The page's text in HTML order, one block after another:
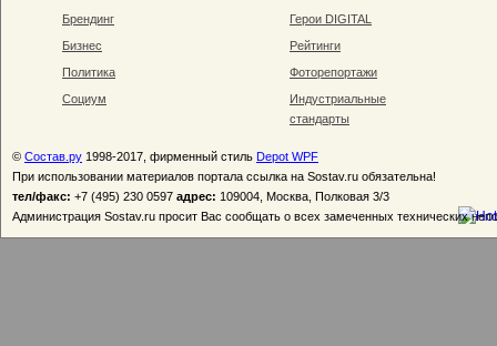
Брендинг
Бизнес
Политика
Социум
Герои DIGITAL
Рейтинги
Фоторепортажи
Индустриальные
стандарты
© Состав.ру 1998-2017, фирменный стиль Depot WPF
При использовании материалов портала ссылка на Sostav.ru обязательна!
тел/факс: +7 (495) 230 0597 адрес: 109004, Москва, Полковая 3/3
Администрация Sostav.ru просит Вас сообщать о всех замеченных технических